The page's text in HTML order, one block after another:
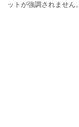
ットが強調されません。